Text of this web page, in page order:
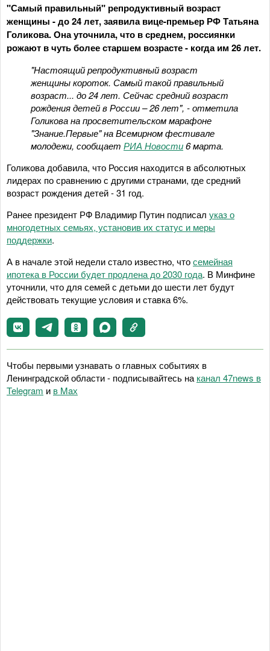
"Самый правильный" репродуктивный возраст
женщины - до 24 лет, заявила вице-премьер РФ Татьяна
Голикова. Она уточнила, что в среднем, россиянки
рожают в чуть более старшем возрасте - когда им 26 лет.
"Настоящий репродуктивный возраст
женщины короток. Самый такой правильный
возраст... до 24 лет. Сейчас средний возраст
рождения детей в России – 26 лет", - отметила
Голикова на просветительском марафоне
"Знание.Первые" на Всемирном фестивале
молодежи, сообщает РИА Новости6 марта.
Голикова добавила, что Россия находится в абсолютных
лидерах по сравнению с другими странами, где средний
возраст рождения детей - 31 год.
Ранее президент РФ Владимир Путин подписал указ о
многодетных семьях, установив их статус и меры
поддержки.
А в начале этой недели стало известно, чтосемейная
ипотека в России будет продлена до 2030 года. В Минфине
уточнили, что для семей с детьми до шести лет будут
действовать текущие условия и ставка 6%.
Чтобы первыми узнавать о главных событиях в
Ленинградской области - подписывайтесь на канал 47news в
Telegram и в Maх